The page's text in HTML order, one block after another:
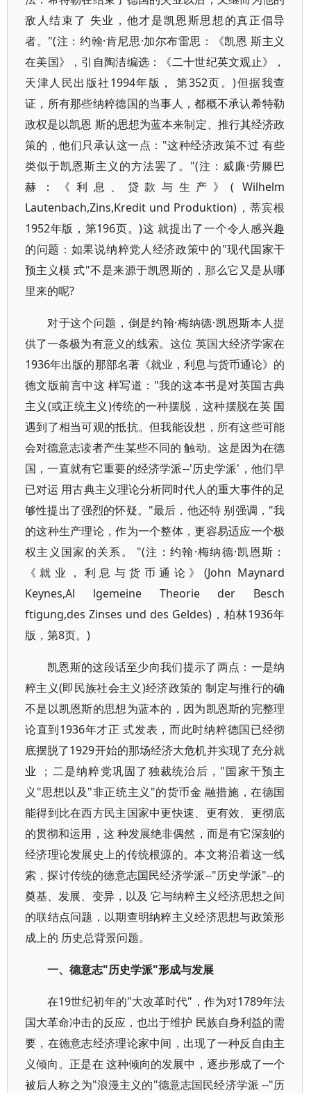
敌人结束了 失业，他才是凯恩斯思想的真正倡导
者。"(注：约翰·肯尼思·加尔布雷思：《凯恩 斯主义
在美国》，引自陶洁编选：《二十世纪英文观止》，
天津人民出版社1994年版， 第352页。)但据我查
证，所有那些纳粹德国的当事人，都概不承认希特勒
政权是以凯恩 斯的思想为蓝本来制定、推行其经济政
策的，他们只承认这一点："这种经济政策不过 有些
类似于凯恩斯主义的方法罢了。"(注：威廉·劳滕巴
赫：《利息、贷款与生产》( Wilhelm
Lautenbach,Zins,Kredit und Produktion)，蒂宾根
1952年版，第196页。)这 就提出了一个令人感兴趣
的问题：如果说纳粹党人经济政策中的"现代国家干
预主义模 式"不是来源于凯恩斯的，那么它又是从哪
里来的呢?
对于这个问题，倒是约翰·梅纳德·凯恩斯本人提
供了一条极为有意义的线索。这位 英国大经济学家在
1936年出版的那部名著《就业，利息与货币通论》的
德文版前言中这 样写道："我的这本书是对英国古典
主义(或正统主义)传统的一种摆脱，这种摆脱在英 国
遇到了相当可观的抵抗。但我能设想，所有这些可能
会对德意志读者产生某些不同的 触动。这是因为在德
国，一直就有它重要的经济学派--'历史学派'，他们早
已对运 用古典主义理论分析同时代人的重大事件的足
够性提出了强烈的怀疑。"最后，他还特 别强调，"我
的这种生产理论，作为一个整体，更容易适应一个极
权主义国家的关系。 "(注：约翰·梅纳德·凯恩斯：
《就业，利息与货币通论》(John Maynard
Keynes,Al lgemeine Theorie der Besch
ftigung,des Zinses und des Geldes)，柏林1936年
版，第8页。)
凯恩斯的这段话至少向我们提示了两点：一是纳
粹主义(即民族社会主义)经济政策的 制定与推行的确
不是以凯恩斯的思想为蓝本的，因为凯恩斯的完整理
论直到1936年才正 式发表，而此时纳粹德国已经彻
底摆脱了1929开始的那场经济大危机并实现了充分就
业 ；二是纳粹党巩固了独裁统治后，"国家干预主
义"思想以及"非正统主义"的货币金 融措施，在德国
能得到比在西方民主国家中更快速、更有效、更彻底
的贯彻和运用，这 种发展绝非偶然，而是有它深刻的
经济理论发展史上的传统根源的。本文将沿着这一线
索，探讨传统的德意志国民经济学派--"历史学派"--的
奠基、发展、变异，以及 它与纳粹主义经济思想之间
的联结点问题，以期查明纳粹主义经济思想与政策形
成上的 历史总背景问题。
一、德意志"历史学派"形成与发展
在19世纪初年的"大改革时代"，作为对1789年法
国大革命冲击的反应，也出于维护 民族自身利益的需
要，在德意志经济理论家中间，出现了一种反自由主
义倾向。正是在 这种倾向的发展中，逐步形成了一个
被后人称之为"浪漫主义的"德意志国民经济学派 --"历